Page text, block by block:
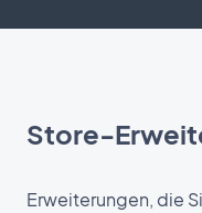
Store-
Erweiterungen, die